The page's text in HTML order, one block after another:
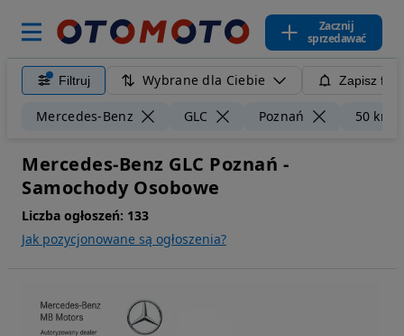
Zacznij
sprzedawać
Filtruj Wybrane dla Ciebie Zapisz
Mercedes-Benz GLC Poznań 50 km
Mercedes-Benz GLC Poznań -
Samochody Osobowe
Liczba ogłoszeń: 133
Jak pozycjonowane są ogłoszenia?